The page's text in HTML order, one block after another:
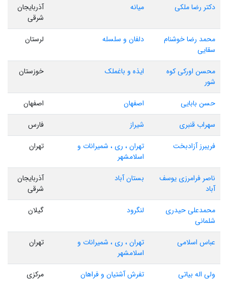
دکتر رضا ملکی میانه
آذربایجان
شرقی
محمد رضا خوشنام
سقایی
دلفان و سلسله لرستان
محسن اورکی کوه
شور
ایذه و باغملک خوزستان
حسن بابایی اصفهان
اصفهان
سهراب قنبری
شیراز
فارس
فریبرز آزادبخت
تهران ، ری ، شمیرانات و
اسلامشهر
تهران
ناصر فرامرزی یوسف
آباد
بستان آباد
آذربایجان
شرقی
محمدعلی حیدری
شلمانی
لنگرود گیلان
عباس اسلامی
تهران ، ری ، شمیرانات و
اسلامشهر
تهران
ولی اله بیاتی تفرش آشتیان و فراهان مرکزی